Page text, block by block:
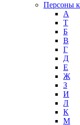
Персоны
А
T
Б
В
Г
Д
Е
Ж
З
И
Л
К
М